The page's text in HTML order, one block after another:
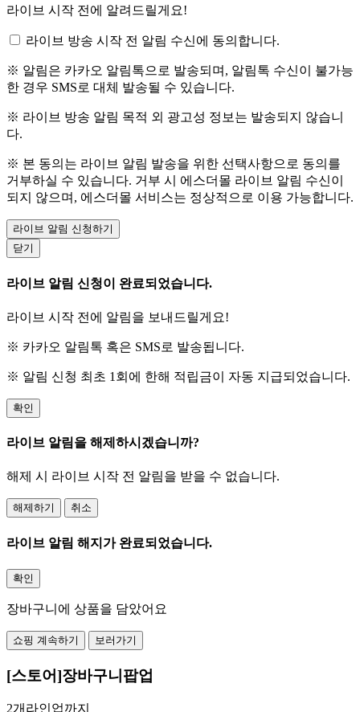
라이브 시작 전에 알려드릴게요!
라이브 방송 시작 전 알림 수신에 동의합니다.
※ 알림은 카카오 알림톡으로 발송되며, 알림톡 수신이 불가능
한 경우 SMS로 대체 발송될 수 있습니다.
※ 라이브 방송 알림 목적 외 광고성 정보는 발송되지 않습니
다.
※ 본 동의는 라이브 알림 발송을 위한 선택사항으로 동의를
거부하실 수 있습니다. 거부 시 에스더몰 라이브 알림 수신이
되지 않으며, 에스더몰 서비스는 정상적으로 이용 가능합니다.
라이브 알림 신청하기
닫기
라이브 알림 신청이 완료되었습니다.
라이브 시작 전에 알림을 보내드릴게요!
※ 카카오 알림톡 혹은 SMS로 발송됩니다.
※ 알림 신청 최초 1회에 한해 적립금이 자동 지급되었습니다.
확인
라이브 알림을 해제하시겠습니까?
해제 시 라이브 시작 전 알림을 받을 수 없습니다.
해제하기 취소
라이브 알림 해지가 완료되었습니다.
확인
장바구니에 상품을 담았어요
쇼핑 계속하기 보러가기
[스토어]장바구니팝업
2개라인업까지